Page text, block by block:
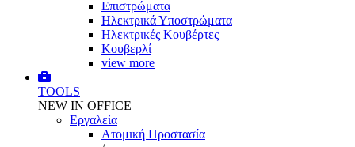
Επιστρώματα
Ηλεκτρικά Υποστρώματα
Ηλεκτρικές Κουβέρτες
Κουβερλί
view more
TOOLS
NEW IN OFFICE
Εργαλεία
Aτομική Προστασία